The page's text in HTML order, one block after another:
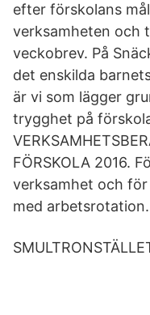
efter förskolans
verksamheten och
veckobrev. På
det enskilda
är vi som lägger
trygghet på
FÖRSKOLA 2016.
verksamhet och
med arbetsrotation.